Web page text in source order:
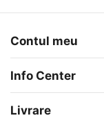
Contul meu
Info Center
Livrare